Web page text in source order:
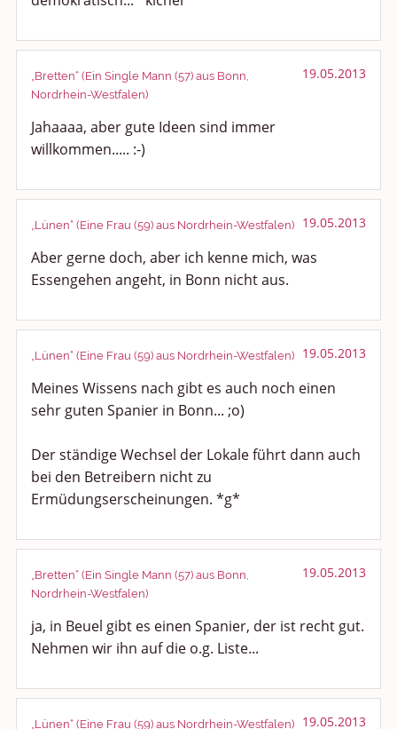
„Bretten“ (Ein Single Mann (57) aus Bonn,
Nordrhein-Westfalen)
19.05.2013
Jahaaaa, aber gute Ideen sind immer
willkommen..... :-)
„Lünen“ (Eine Frau (59) aus Nordrhein-Westfalen) 19.05.2013
Aber gerne doch, aber ich kenne mich, was
Essengehen angeht, in Bonn nicht aus.
„Lünen“ (Eine Frau (59) aus Nordrhein-Westfalen) 19.05.2013
Meines Wissens nach gibt es auch noch einen
sehr guten Spanier in Bonn... ;o)
Der ständige Wechsel der Lokale führt dann auch
bei den Betreibern nicht zu
Ermüdungserscheinungen. *g*
„Bretten“ (Ein Single Mann (57) aus Bonn,
Nordrhein-Westfalen)
19.05.2013
ja, in Beuel gibt es einen Spanier, der ist recht gut.
Nehmen wir ihn auf die o.g. Liste...
„Lünen“ (Eine Frau (59) aus Nordrhein-Westfalen) 19.05.2013